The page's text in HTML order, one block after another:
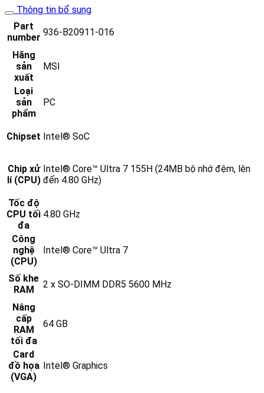
Thông tin bổ sung
Part
number 936-B20911-016
Hãng
sản
xuất
MSI
Loại
sản
phẩm
PC
Chipset Intel® SoC
Chip xử
lí (CPU)
Intel® Core™ Ultra 7 155H (24MB bộ nhớ đệm, lên
đến 4.80 GHz)
Tốc độ
CPU tối
đa
4.80 GHz
Công
nghệ
(CPU)
Intel® Core™ Ultra 7
Số khe
RAM
2 x SO-DIMM DDR5 5600 MHz
Nâng
cấp
RAM
tối đa
64 GB
Card
đồ họa
(VGA)
Intel® Graphics